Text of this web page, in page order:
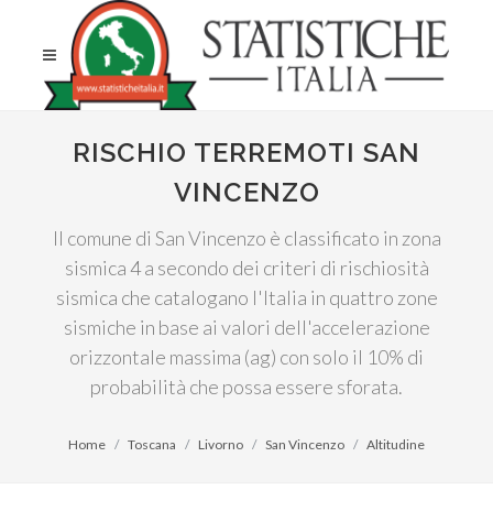
RISCHIO TERREMOTI SAN
VINCENZO
Il comune di San Vincenzo è classificato in zona
sismica 4 a secondo dei criteri di rischiosità
sismica che catalogano l'Italia in quattro zone
sismiche in base ai valori dell'accelerazione
orizzontale massima (ag) con solo il 10% di
probabilità che possa essere sforata.
Home Toscana Livorno San Vincenzo Altitudine